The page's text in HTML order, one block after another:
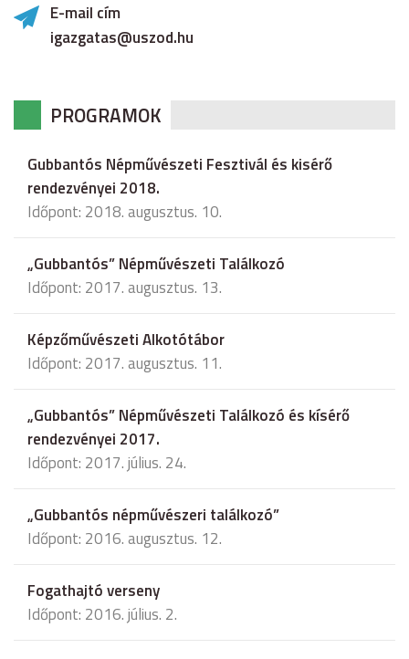
E-mail cím
igazgatas@uszod.hu
PROGRAMOK
Gubbantós Népművészeti Fesztivál és kisérő
rendezvényei 2018.
Időpont: 2018. augusztus. 10.
„Gubbantós” Népművészeti Találkozó
Időpont: 2017. augusztus. 13.
Képzőművészeti Alkotótábor
Időpont: 2017. augusztus. 11.
„Gubbantós” Népművészeti Találkozó és kísérő
rendezvényei 2017.
Időpont: 2017. július. 24.
„Gubbantós népművészeri találkozó”
Időpont: 2016. augusztus. 12.
Fogathajtó verseny
Időpont: 2016. július. 2.